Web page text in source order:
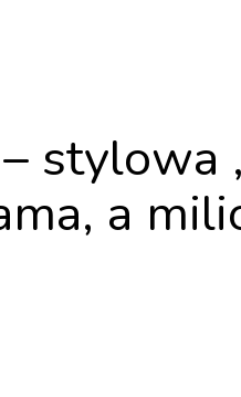
stylowa
a